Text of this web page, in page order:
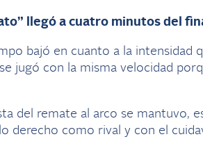
llegó a cuatro minutos del
bajó en cuanto a la intensidad
jugó con la misma velocidad
del remate al arco se mantuvo,
derecho como rival y con el